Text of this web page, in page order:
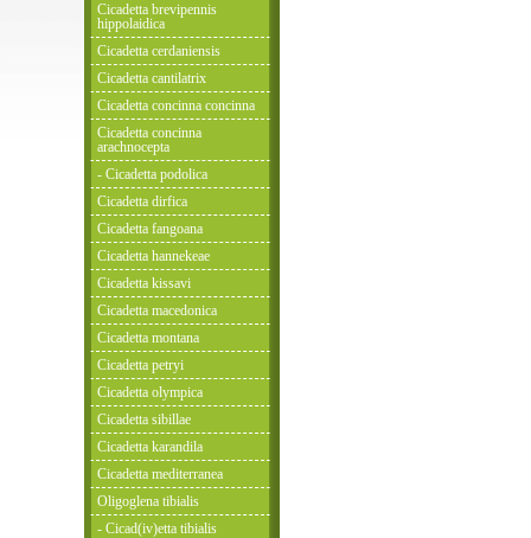
Cicadetta brevipennis
hippolaidica
Cicadetta cerdaniensis
Cicadetta cantilatrix
Cicadetta concinna concinna
Cicadetta concinna
arachnocepta
- Cicadetta podolica
Cicadetta dirfica
Cicadetta fangoana
Cicadetta hannekeae
Cicadetta kissavi
Cicadetta macedonica
Cicadetta montana
Cicadetta petryi
Cicadetta olympica
Cicadetta sibillae
Cicadetta karandila
Cicadetta mediterranea
Oligoglena tibialis
- Cicad(iv)etta tibialis